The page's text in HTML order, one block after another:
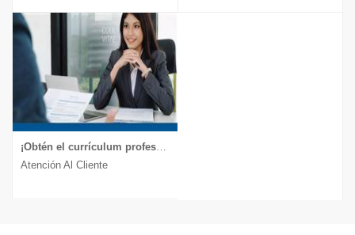
¡Obtén el currículum profesional que te lleva a la entrevista!
Atención Al Cliente